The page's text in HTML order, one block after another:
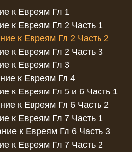
к Евреям Гл 1
к Евреям Гл 2 Часть 1
к Евреям Гл 2 Часть 2
к Евреям Гл 2 Часть 3
к Евреям Гл 3
к Евреям Гл 4
к Евреям Гл 5 и 6 Часть 1
к Евреям Гл 6 Часть 2
к Евреям Гл 7 Часть 1
к Евреям Гл 6 Часть 3
к Евреям Гл 7 Часть 2